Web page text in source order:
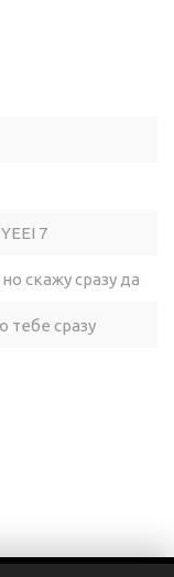
7
скажу сразу да
сразу